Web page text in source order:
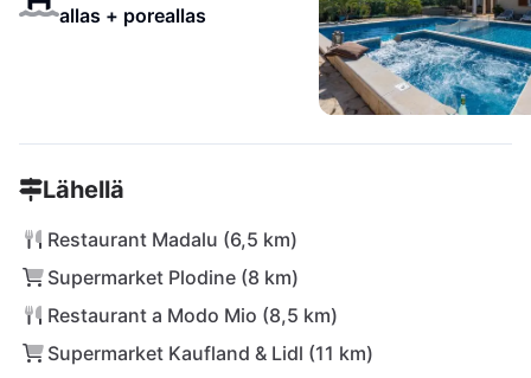
allas + poreallas
Lähellä
Restaurant Madalu (6,5 km)
Supermarket Plodine (8 km)
Restaurant a Modo Mio (8,5 km)
Supermarket Kaufland & Lidl (11 km)